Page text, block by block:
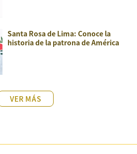
Santa Rosa de Lima: Conoce la
historia de la patrona de América
VER MÁS